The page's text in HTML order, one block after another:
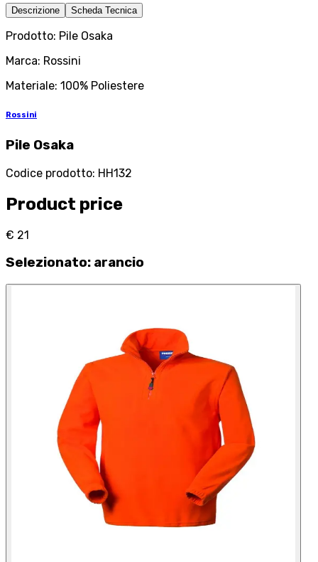
Descrizione Scheda Tecnica
Prodotto: Pile Osaka
Marca: Rossini
Materiale: 100% Poliestere
Rossini
Pile Osaka
Codice prodotto: HH132
Product price
€ 21
Selezionato: arancio